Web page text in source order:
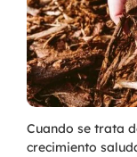
Cuando se trata
crecimiento